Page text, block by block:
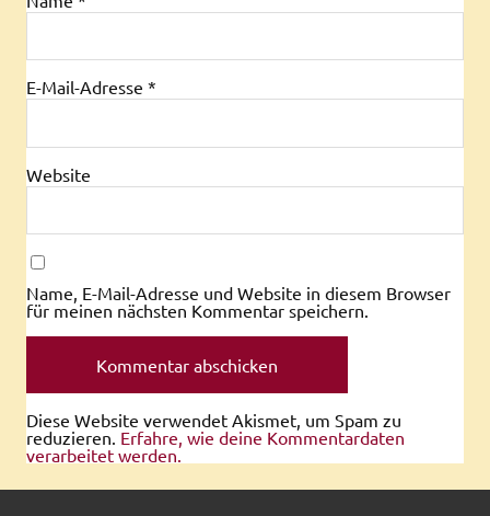
E-Mail-Adresse *
Website
Name, E-Mail-Adresse und Website in diesem Browser
für meinen nächsten Kommentar speichern.
Diese Website verwendet Akismet, um Spam zu
reduzieren. Erfahre, wie deine Kommentardaten
verarbeitet werden.